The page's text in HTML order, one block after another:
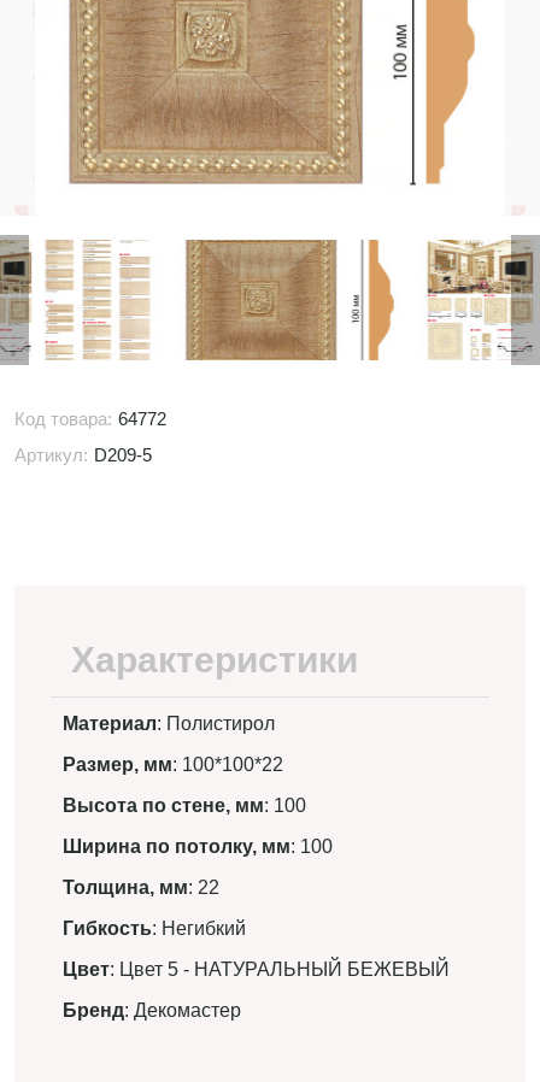
Код товара: 64772
Артикул: D209-5
Характеристики
Материал: Полистирол
Размер, мм: 100*100*22
Высота по стене, мм: 100
Ширина по потолку, мм: 100
Толщина, мм: 22
Гибкость: Негибкий
Цвет: Цвет 5 - НАТУРАЛЬНЫЙ БЕЖЕВЫЙ
Бренд: Декомастер